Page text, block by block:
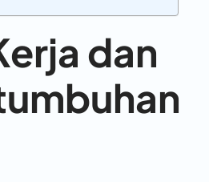
dan